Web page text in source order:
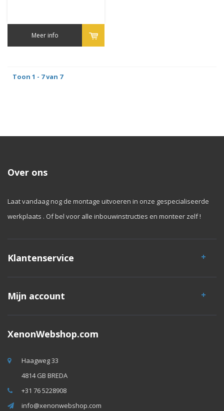
Meer info
Toon 1 - 7 van 7
Over ons
Laat vandaag nog de montage uitvoeren in onze gespecialiseerde
werkplaats . Of bel voor alle inbouwinstructies en monteer zelf !
Klantenservice
Mijn account
XenonWebshop.com
Haagweg 33
4814 GB BREDA
+31 76 5228908
info@xenonwebshop.com